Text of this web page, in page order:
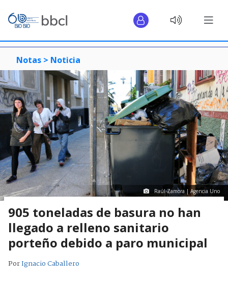
Notas > Noticia
Raúl Zamora | Agencia Uno
905 toneladas de basura no han
llegado a relleno sanitario
porteño debido a paro municipal
PorIgnacio Caballero